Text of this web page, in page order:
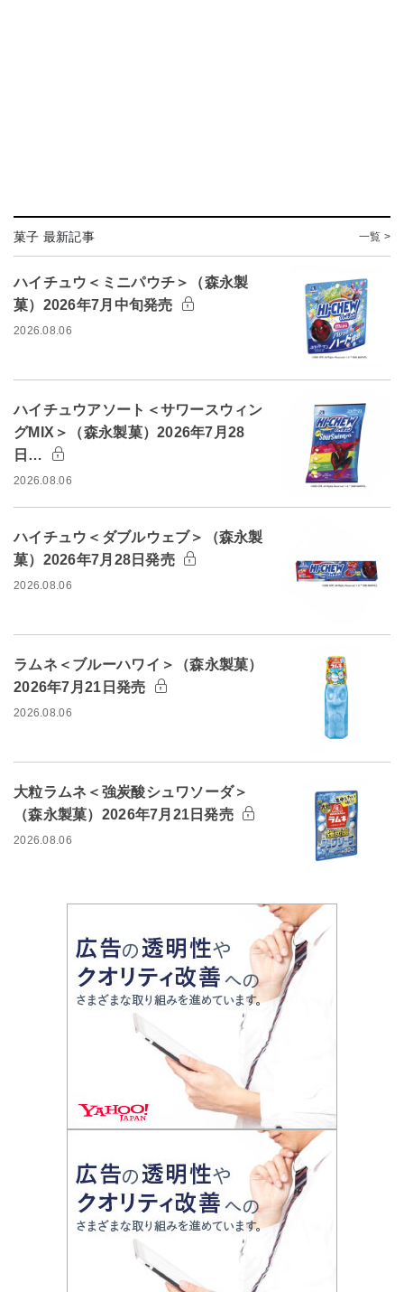
菓子 最新記事 一覧 >
ハイチュウ＜ミニパウチ＞（森永製
菓）2026年7月中旬発売
2026.08.06
ハイチュウアソート＜サワースウィン
グMIX＞（森永製菓）2026年7月28
日…
2026.08.06
ハイチュウ＜ダブルウェブ＞（森永製
菓）2026年7月28日発売
2026.08.06
ラムネ＜ブルーハワイ＞（森永製菓）
2026年7月21日発売
2026.08.06
大粒ラムネ＜強炭酸シュワソーダ＞
（森永製菓）2026年7月21日発売
2026.08.06